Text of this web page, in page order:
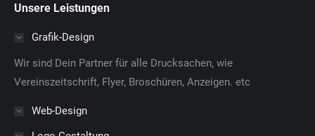
opens
window
opens
in
window
opens
in
window
Unsere Leistungen
Grafik-Design
Wir sind Dein Partner für alle Drucksachen, wie
Vereinszeitschrift, Flyer, Broschüren, Anzeigen. etc
Web-Design